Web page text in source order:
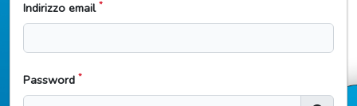
Indirizzo email *
Password *